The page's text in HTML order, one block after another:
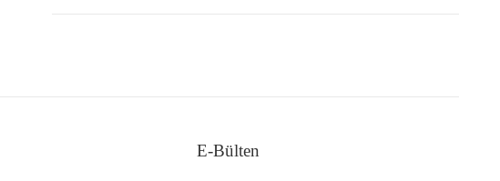
E-Bülten